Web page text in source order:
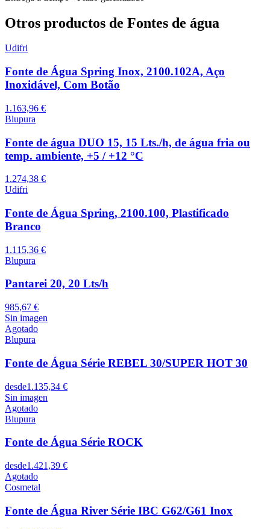
Otros productos de Fontes de água
Udifri
Fonte de Água Spring Inox, 2100.102A, Aço
Inoxidável, Com Botão
1.163,96 €
Blupura
Fonte de água DUO 15, 15 Lts./h, de água fria ou
temp. ambiente, +5 / +12 °C
1.274,38 €
Udifri
Fonte de Água Spring, 2100.100, Plastificado
Branco
1.115,36 €
Blupura
Pantarei 20, 20 Lts/h
985,67 €
Sin imagen
Agotado
Blupura
Fonte de Água Série REBEL 30/SUPER HOT 30
desde1.135,34 €
Sin imagen
Agotado
Blupura
Fonte de Água Série ROCK
desde1.421,39 €
Agotado
Cosmetal
Fonte de Água River Série IBC G62/G61 Inox